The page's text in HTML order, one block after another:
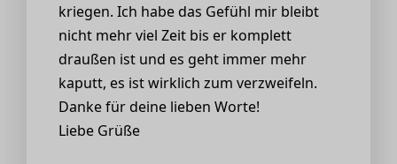
kriegen. Ich habe das Gefühl mir bleibt
nicht mehr viel Zeit bis er komplett
draußen ist und es geht immer mehr
kaputt, es ist wirklich zum verzweifeln.
Danke für deine lieben Worte!
Liebe Grüße